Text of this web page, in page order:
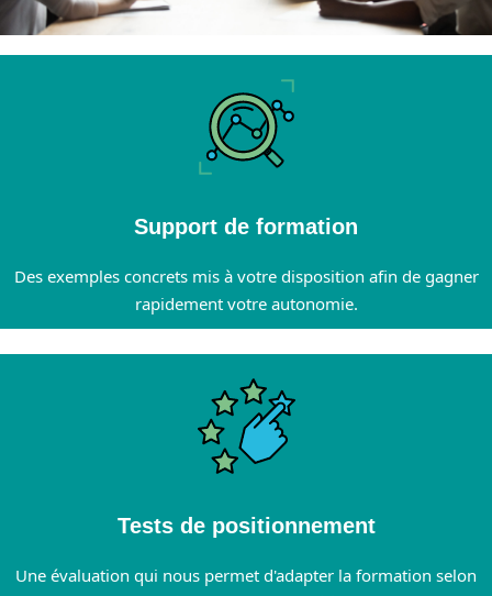
Support de formation
Des exemples concrets mis à votre disposition afin de gagner
rapidement votre autonomie.
Tests de positionnement
Une évaluation qui nous permet d'adapter la formation selon